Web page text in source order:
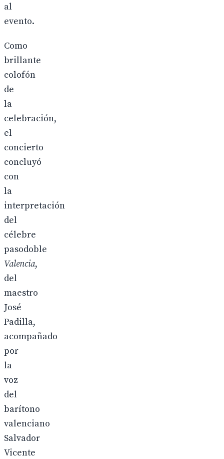
al
evento.
Como
brillante
colofón
de
la
celebración,
el
concierto
concluyó
con
la
interpretación
del
célebre
pasodoble
Valencia,
del
maestro
José
Padilla,
acompañado
por
la
voz
del
barítono
valenciano
Salvador
Vicente